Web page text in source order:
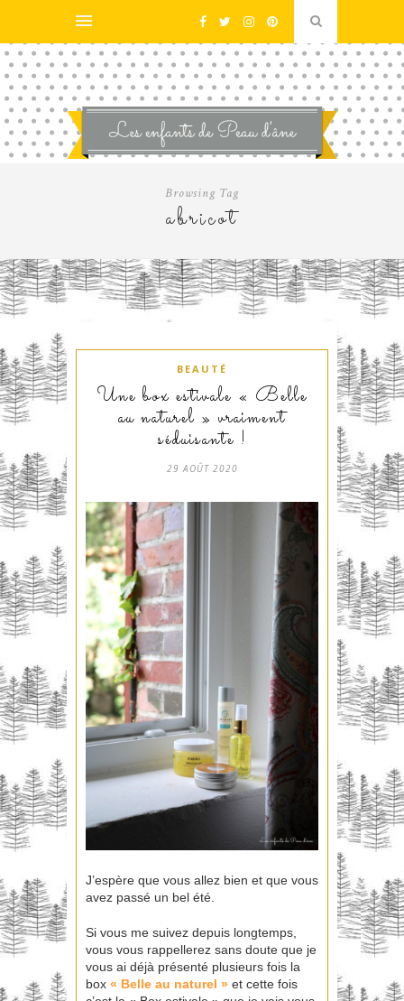
Browsing Tag
abricot
BEAUTÉ
Une box estivale « Belle
au naturel » vraiment
séduisante !
29 AOÛT 2020
J’espère que vous allez bien et que vous
avez passé un bel été.
Si vous me suivez depuis longtemps,
vous vous rappellerez sans doute que je
vous ai déjà présenté plusieurs fois la
box « Belle au naturel » et cette fois